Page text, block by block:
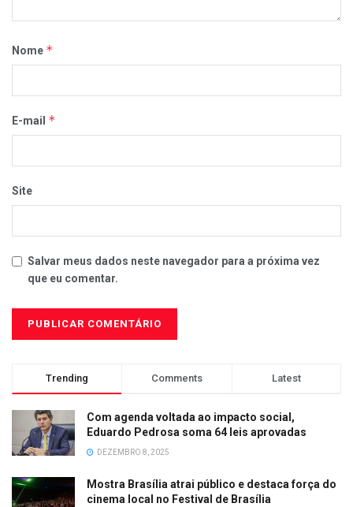
Nome *
E-mail *
Site
Salvar meus dados neste navegador para a próxima vez
que eu comentar.
Trending Comments Latest
Com agenda voltada ao impacto social,
Eduardo Pedrosa soma 64 leis aprovadas
DEZEMBRO 8, 2025
Mostra Brasília atrai público e destaca força do
cinema local no Festival de Brasília